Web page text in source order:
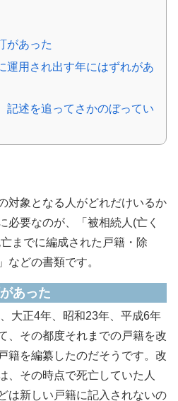
があった
運用され出す年にはずれがあ
記述を追ってさかのぼってい
対象となる人がどれだけいるか
必要なのが、「被相続人(亡く
までに編成された戸籍・除
などの書類です。
あった
大正4年、昭和23年、平成6年
、その都度それまでの戸籍を改
籍を編纂したのだそうです。改
、その時点で死亡していた人
は新しい戸籍に記入されないの